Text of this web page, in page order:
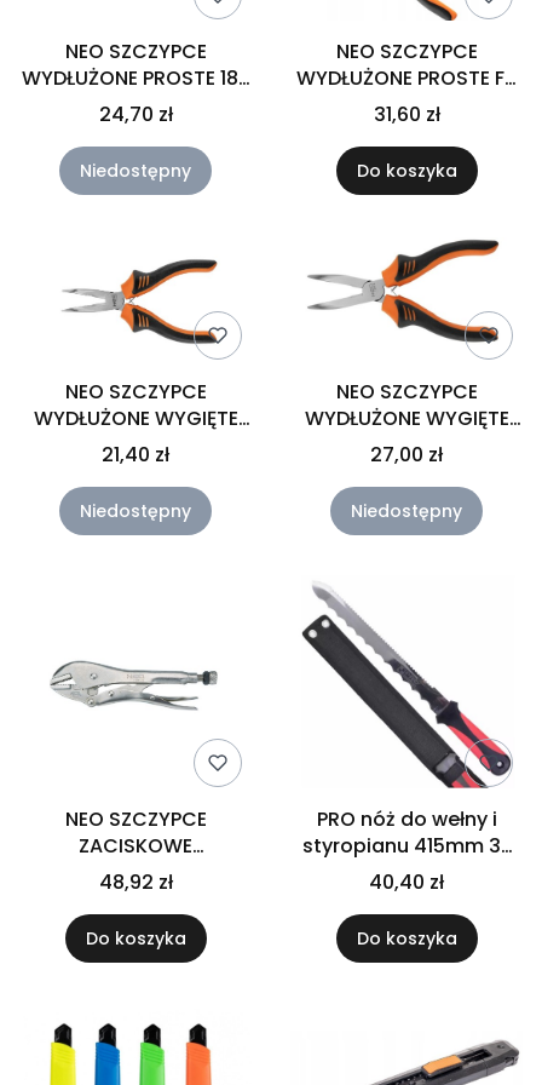
NEO SZCZYPCE
WYDŁUŻONE PROSTE 180
MM 01-253
24,70 zł
Niedostępny
NEO SZCZYPCE
WYDŁUŻONE PROSTE FS
200 MM 01-155
31,60 zł
Do koszyka
NEO SZCZYPCE
WYDŁUŻONE WYGIĘTE
160 MM 01-254
21,40 zł
Niedostępny
NEO SZCZYPCE
WYDŁUŻONE WYGIĘTE
180 MM 01-255
27,00 zł
Niedostępny
NEO SZCZYPCE
ZACISKOWE
UNIWERSALNE 250 MM,
PROSTE SZCZĘKI 01-217
48,92 zł
Do koszyka
PRO nóż do wełny i
styropianu 415mm 3-
01-16-02-102
40,40 zł
Do koszyka